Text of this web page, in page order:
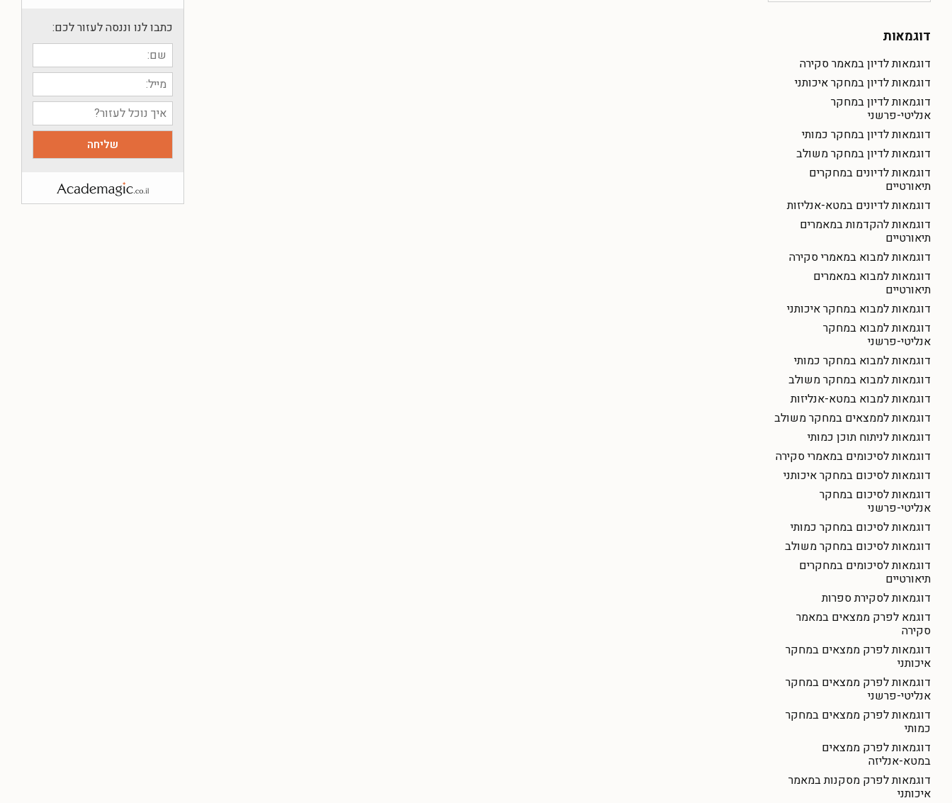
דוגמאות
דוגמאות לדיון במאמר סקירה
דוגמאות לדיון במחקר איכותני
דוגמאות לדיון במחקר
אנליטי-פרשני
דוגמאות לדיון במחקר כמותי
דוגמאות לדיון במחקר משולב
דוגמאות לדיונים במחקרים
תיאורטיים
דוגמאות לדיונים במטא-אנליזות
דוגמאות להקדמות במאמרים
תיאורטיים
דוגמאות למבוא במאמרי סקירה
דוגמאות למבוא במאמרים
תיאורטיים
דוגמאות למבוא במחקר איכותני
דוגמאות למבוא במחקר
אנליטי-פרשני
דוגמאות למבוא במחקר כמותי
דוגמאות למבוא במחקר משולב
דוגמאות למבוא במטא-אנליזות
דוגמאות לממצאים במחקר משולב
דוגמאות לניתוח תוכן כמותי
דוגמאות לסיכומים במאמרי סקירה
דוגמאות לסיכום במחקר איכותני
דוגמאות לסיכום במחקר
אנליטי-פרשני
דוגמאות לסיכום במחקר כמותי
דוגמאות לסיכום במחקר משולב
דוגמאות לסיכומים במחקרים
תיאורטיים
דוגמאות לסקירת ספרות
דוגמא לפרק ממצאים במאמר
סקירה
דוגמאות לפרק ממצאים במחקר
איכותני
דוגמאות לפרק ממצאים במחקר
אנליטי-פרשני
דוגמאות לפרק ממצאים במחקר
כמותי
דוגמאות לפרק ממצאים
במטא-אנליזה
דוגמאות לפרק מסקנות במאמר
איכותני
כתבו לנו וננסה לעזור לכם: